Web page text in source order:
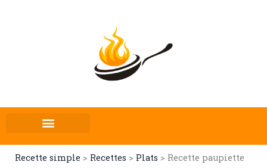
Recette simple > Recettes > Plats > Recette paupiette